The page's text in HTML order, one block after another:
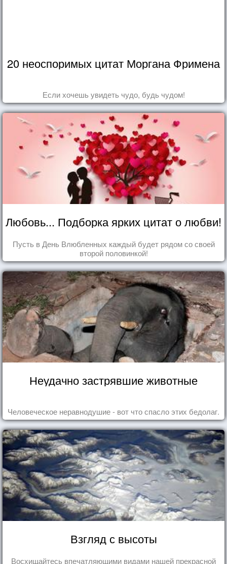
20 неоспоримых цитат Моргана Фримена
Если хочешь увидеть чудо, будь чудом!
Любовь... Подборка ярких цитат о любви!
Пусть в День Влюбленных каждый будет рядом со своей
второй половинкой!
Неудачно застрявшие животные
Человеческое неравнодушие - вот что спасло этих бедолаг.
Взгляд с высоты
Восхищайтесь впечатляющими видами нашей прекрасной